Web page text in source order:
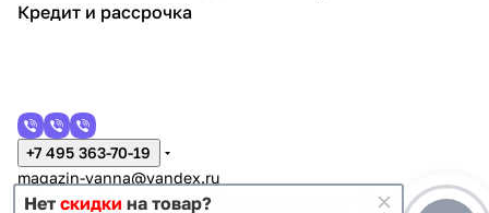
Кредит и рассрочка
+7 495 363-70-19
magazin-vanna@yandex.ru
г. Москва, Митино, улица Пятницкое шоссе 47
Нет скидки на товар?